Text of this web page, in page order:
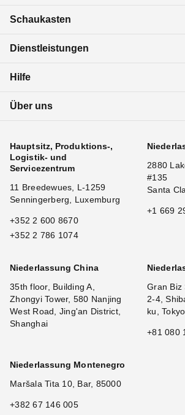
Schaukasten
Dienstleistungen
Hilfe
Über uns
Hauptsitz, Produktions-,
Logistik- und
Servicezentrum
11 Breedewues, L-1259
Senningerberg, Luxemburg
+352 2 600 8670
+352 2 786 1074
2880
#135
Santa
+1 669
Niederlassung China
35th floor, Building A,
Zhongyi Tower, 580 Nanjing
West Road, Jing'an District,
Shanghai
Gran Biz
2-4,
ku, Tokyo
+81 080
Niederlassung Montenegro
Maršala Tita 10, Bar, 85000
+382 67 146 005